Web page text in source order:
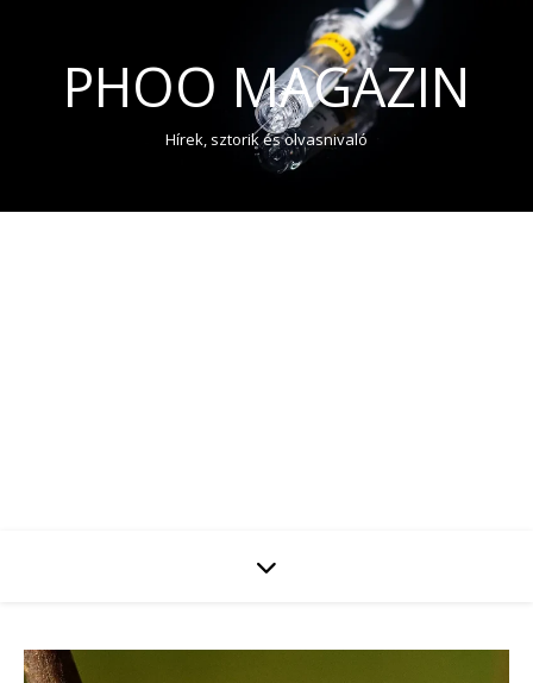
PHOO MAGAZIN
Hírek, sztorik és olvasnivaló